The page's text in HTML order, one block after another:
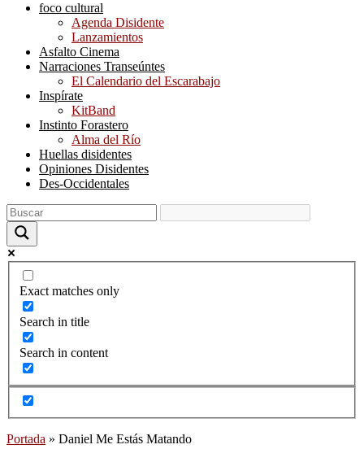
foco cultural
Agenda Disidente
Lanzamientos
Asfalto Cinema
Narraciones Transeúntes
El Calendario del Escarabajo
Inspírate
KitBand
Instinto Forastero
Alma del Río
Huellas disidentes
Opiniones Disidentes
Des-Occidentales
Exact matches only
Search in title
Search in content
Portada » Daniel Me Estás Matando